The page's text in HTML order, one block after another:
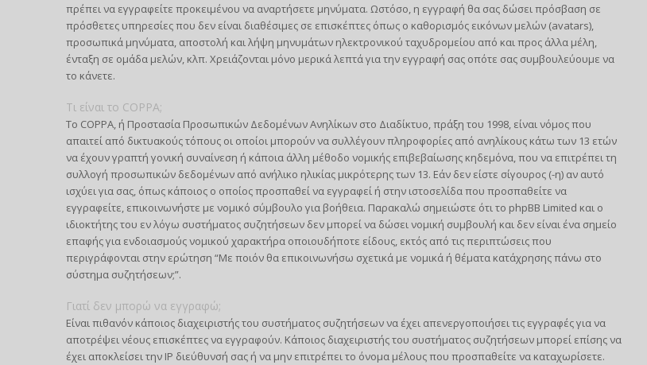
πρέπει να εγγραφείτε προκειμένου να αναρτήσετε μηνύματα. Ωστόσο, η εγγραφή θα σας δώσει πρόσβαση σε
πρόσθετες υπηρεσίες που δεν είναι διαθέσιμες σε επισκέπτες όπως ο καθορισμός εικόνων μελών (avatars),
προσωπικά μηνύματα, αποστολή και λήψη μηνυμάτων ηλεκτρονικού ταχυδρομείου από και προς άλλα μέλη,
ένταξη σε ομάδα μελών, κλπ. Χρειάζονται μόνο μερικά λεπτά για την εγγραφή σας οπότε σας συμβουλεύουμε να
το κάνετε.
Τι είναι το COPPA;
Το COPPA, ή Προστασία Προσωπικών Δεδομένων Ανηλίκων στο Διαδίκτυο, πράξη του 1998, είναι νόμος που
απαιτεί από δικτυακούς τόπους οι οποίοι μπορούν να συλλέγουν πληροφορίες από ανηλίκους κάτω των 13 ετών
να έχουν γραπτή γονική συναίνεση ή κάποια άλλη μέθοδο νομικής επιβεβαίωσης κηδεμόνα, που να επιτρέπει τη
συλλογή προσωπικών δεδομένων από ανήλικο ηλικίας μικρότερης των 13. Εάν δεν είστε σίγουρος (-η) αν αυτό
ισχύει για σας, όπως κάποιος ο οποίος προσπαθεί να εγγραφεί ή στην ιστοσελίδα που προσπαθείτε να
εγγραφείτε, επικοινωνήστε με νομικό σύμβουλο για βοήθεια. Παρακαλώ σημειώστε ότι το phpBB Limited και ο
ιδιοκτήτης του εν λόγω συστήματος συζητήσεων δεν μπορεί να δώσει νομική συμβουλή και δεν είναι ένα σημείο
επαφής για ενδοιασμούς νομικού χαρακτήρα οποιουδήποτε είδους, εκτός από τις περιπτώσεις που
περιγράφονται στην ερώτηση “Με ποιόν θα επικοινωνήσω σχετικά με νομικά ή θέματα κατάχρησης πάνω στο
σύστημα συζητήσεων;”.
Γιατί δεν μπορώ να εγγραφώ;
Είναι πιθανόν κάποιος διαχειριστής του συστήματος συζητήσεων να έχει απενεργοποιήσει τις εγγραφές για να
αποτρέψει νέους επισκέπτες να εγγραφούν. Κάποιος διαχειριστής του συστήματος συζητήσεων μπορεί επίσης να
έχει αποκλείσει την IP διεύθυνσή σας ή να μην επιτρέπει το όνομα μέλους που προσπαθείτε να καταχωρίσετε.